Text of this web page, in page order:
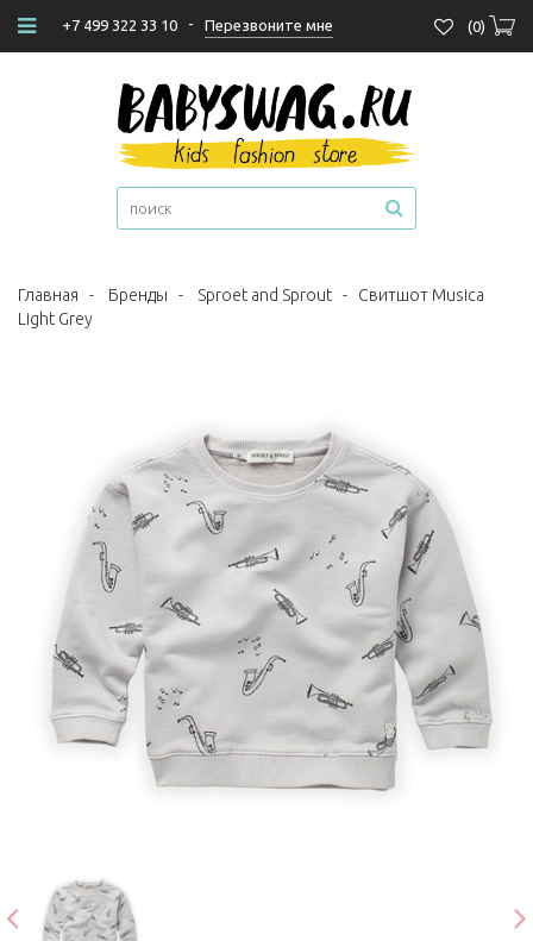
+7 499 322 33 10 - Перезвоните мне (0)
Главная - Бренды - Sproet and Sprout - Свитшот Musica
Light Grey